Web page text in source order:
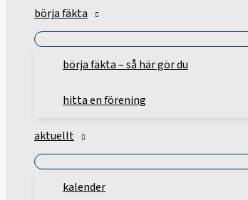
börja fäkta
börja fäkta – så här gör du
hitta en förening
aktuellt
kalender